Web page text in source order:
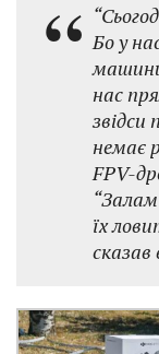
Бо у
нас
звідси
немає
FPV-
їх
сказав